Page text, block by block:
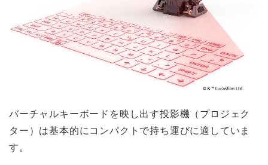
バーチャルキーボードを映し出す投影機（プロジェク
ター）は基本的にコンパクトで持ち運びに適していま
す。